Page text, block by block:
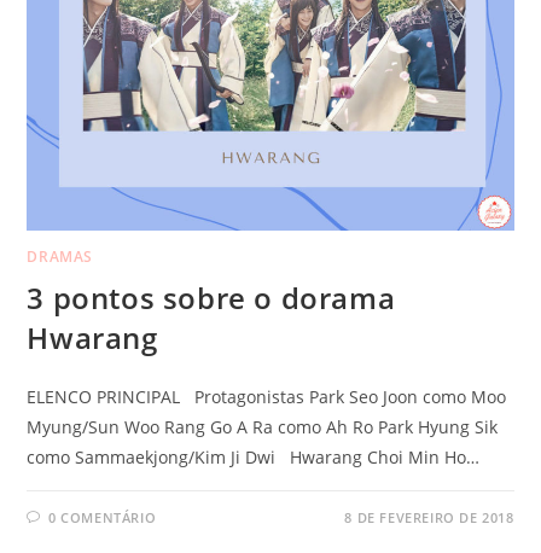
DRAMAS
3 pontos sobre o dorama
Hwarang
ELENCO PRINCIPAL Protagonistas Park Seo Joon como Moo
Myung/Sun Woo Rang Go A Ra como Ah Ro Park Hyung Sik
como Sammaekjong/Kim Ji Dwi Hwarang Choi Min Ho…
0 COMENTÁRIO 8 DE FEVEREIRO DE 2018